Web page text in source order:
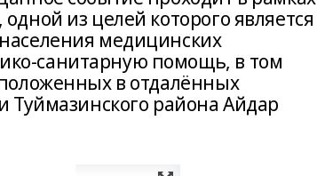
из целей которого является
медицинских
санитарную помощь, в том
в отдалённых
Туймазинского района Айдар